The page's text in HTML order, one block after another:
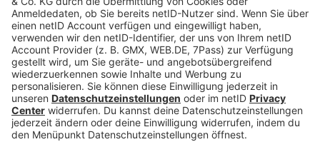
Jetzt abspielen